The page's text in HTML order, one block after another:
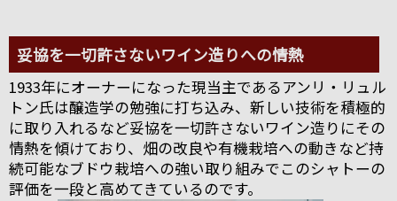
妥協を一切許さないワイン造りへの情熱
1933年にオーナーになった現当主であるアンリ・リュル
トン氏は醸造学の勉強に打ち込み、新しい技術を積極的
に取り入れるなど妥協を一切許さないワイン造りにその
情熱を傾けており、畑の改良や有機栽培への動きなど持
続可能なブドウ栽培への強い取り組みでこのシャトーの
評価を一段と高めてきているのです。